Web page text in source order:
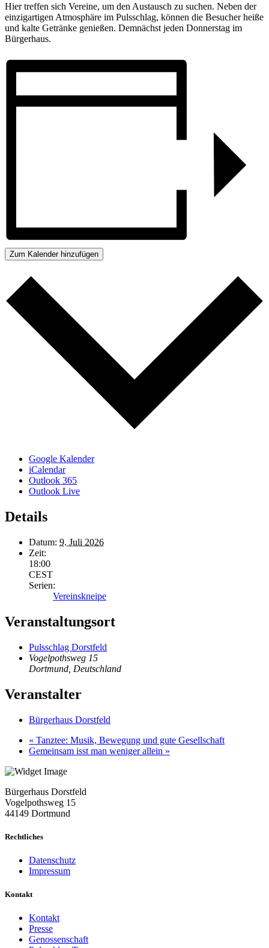
Hier treffen sich Vereine, um den Austausch zu suchen. Neben der
einzigartigen Atmosphäre im Pulsschlag, können die Besucher heiße
und kalte Getränke genießen. Demnächst jeden Donnerstag im
Bürgerhaus.
Zum Kalender hinzufügen
Google Kalender
iCalendar
Outlook 365
Outlook Live
Details
Datum: 9. Juli 2026
Zeit:
18:00
CEST
Serien:
Vereinskneipe
Veranstaltungsort
Pulsschlag Dorstfeld
Vogelpothsweg 15
Dortmund Deutschland
Veranstalter
Bürgerhaus Dorstfeld
« Tanztee: Musik, Bewegung und gute Gesellschaft
Gemeinsam isst man weniger allein »
Bürgerhaus Dorstfeld
Vogelpothsweg 15
44149 Dortmund
Rechtliches
Datenschutz
Impressum
Kontakt
Kontakt
Presse
Genossenschaft